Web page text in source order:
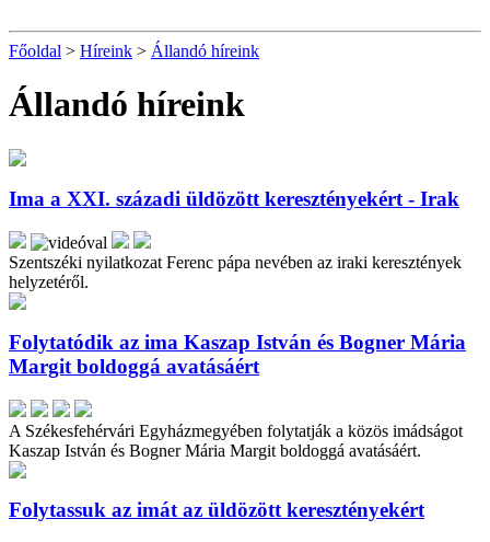
Főoldal > Híreink > Állandó híreink
Állandó híreink
Ima a XXI. századi üldözött keresztényekért - Irak
Szentszéki nyilatkozat Ferenc pápa nevében az iraki keresztények
helyzetéről.
Folytatódik az ima Kaszap István és Bogner Mária
Margit boldoggá avatásáért
A Székesfehérvári Egyházmegyében folytatják a közös imádságot
Kaszap István és Bogner Mária Margit boldoggá avatásáért.
Folytassuk az imát az üldözött keresztényekért